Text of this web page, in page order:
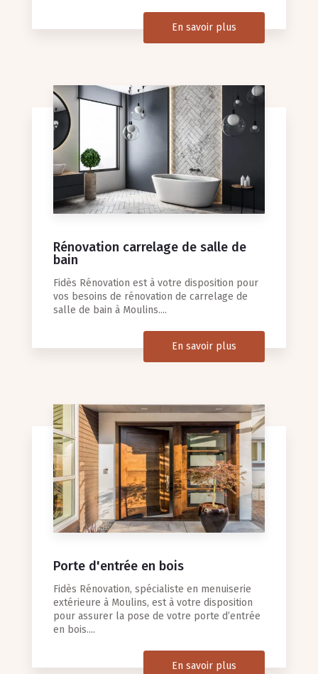
En savoir plus
Rénovation carrelage de salle de
bain
Fidès Rénovation est à votre disposition pour
vos besoins de rénovation de carrelage de
salle de bain à Moulins....
En savoir plus
Porte d'entrée en bois
Fidès Rénovation, spécialiste en menuiserie
extérieure à Moulins, est à votre disposition
pour assurer la pose de votre porte d’entrée
en bois....
En savoir plus